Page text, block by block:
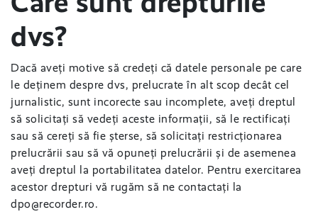
dvs?
Dacă aveți motive să credeți că datele personale pe care
le deținem despre dvs, prelucrate în alt scop decât cel
jurnalistic, sunt incorecte sau incomplete, aveți dreptul
să solicitați să vedeți aceste informații, să le rectificați
sau să cereți să fie șterse, să solicitați restricționarea
prelucrării sau să vă opuneți prelucrării și de asemenea
aveți dreptul la portabilitatea datelor. Pentru exercitarea
acestor drepturi vă rugăm să ne contactați la
dpo@recorder.ro.